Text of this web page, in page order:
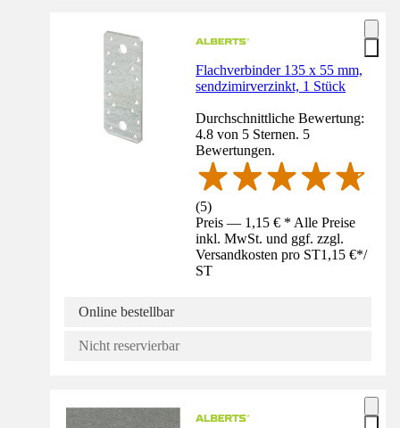
Flachverbinder 135 x 55 mm,
sendzimirverzinkt, 1 Stück
Durchschnittliche Bewertung:
4.8 von 5 Sternen. 5
Bewertungen.
(5)
Preis — 1,15 € * Alle Preise
inkl. MwSt. und ggf. zzgl.
Versandkosten pro ST1,15 €*/
ST
Online bestellbar
Nicht reservierbar